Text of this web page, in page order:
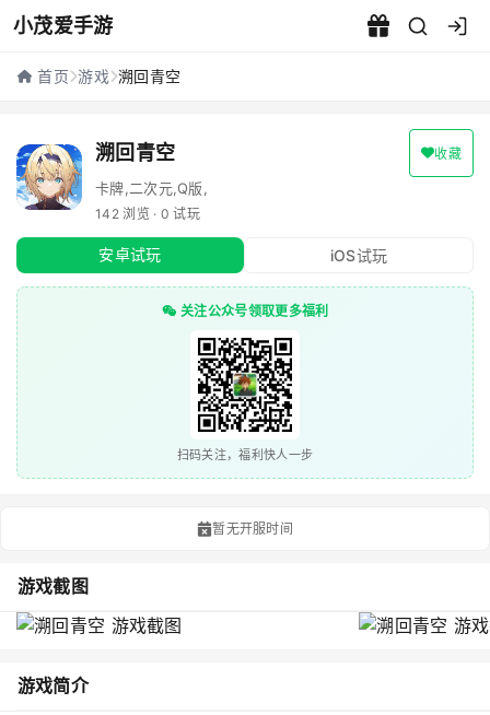
小茂爱手游
溯回青空 - 小茂爱手游
首页 游戏 溯回青空
溯回青空 收藏
卡牌,二次元,Q版,
142 浏览 · 0 试玩
安卓试玩 iOS试玩
关注公众号领取更多福利
扫码关注，福利快人一步
暂无开服时间
游戏截图
游戏简介